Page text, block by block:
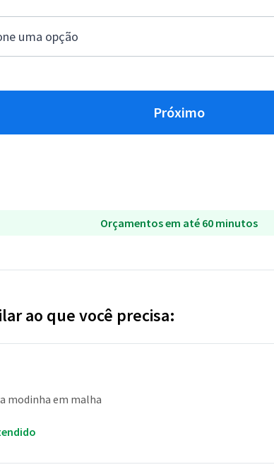
Próximo
Orçamentos em até 60 minutos
ao que você precisa:
modinha em malha